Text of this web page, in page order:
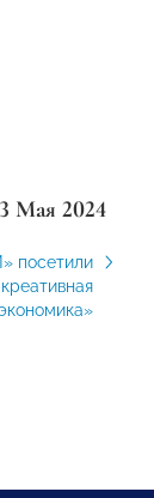
Мая 2024
посетили